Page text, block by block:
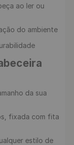
ao ler ou
do ambiente
da sua
fixada com fita
estilo de